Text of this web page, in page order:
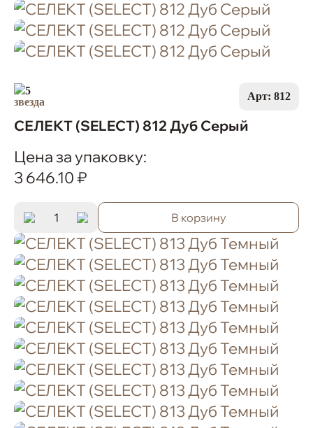
5 Арт: 812
СЕЛЕКТ (SELECT) 812 Дуб Серый
Цена за упаковку:
3 646.10 ₽
В корзину